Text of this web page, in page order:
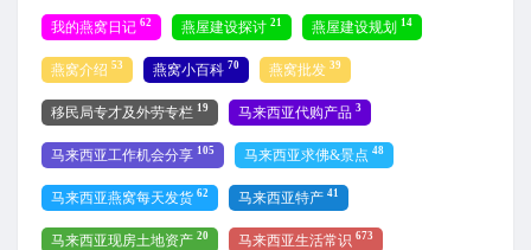
我的燕窝日记 62 燕屋建设探讨 21 燕屋建设规划 14
燕窝介绍 53 燕窝小百科 70 燕窝批发 39
移民局专才及外劳专栏 19 马来西亚代购产品 3
马来西亚工作机会分享 105 马来西亚求佛&景点 48
马来西亚燕窝每天发货 62 马来西亚特产 41
马来西亚现房土地资产 20 马来西亚生活常识 673